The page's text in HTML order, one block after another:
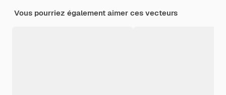
Vous pourriez également aimer ces vecteurs